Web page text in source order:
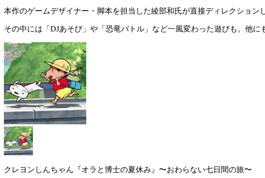
本作のゲームデザイナー・脚本を担当した綾部和氏が直接ディレクション
その中には 「DJあそび」 や 「恐竜バトル」 など一風変わった遊びも。他に
クレヨンしんちゃん『オラと博士の夏休み』〜おわらない七日間の旅〜